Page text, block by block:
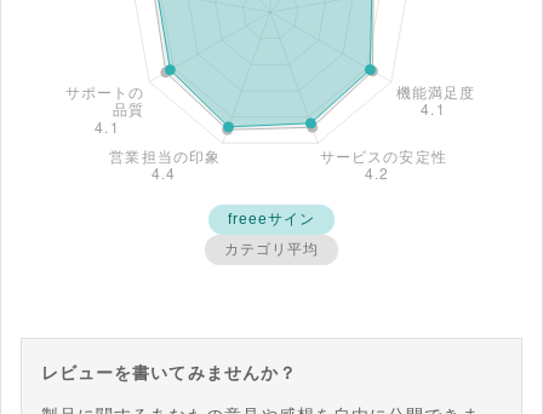
freeeサイン
カテゴリ平均
レビューを書いてみませんか？